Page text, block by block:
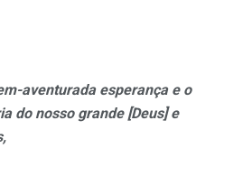
aventurada esperança e o
do nosso grande [Deus] e